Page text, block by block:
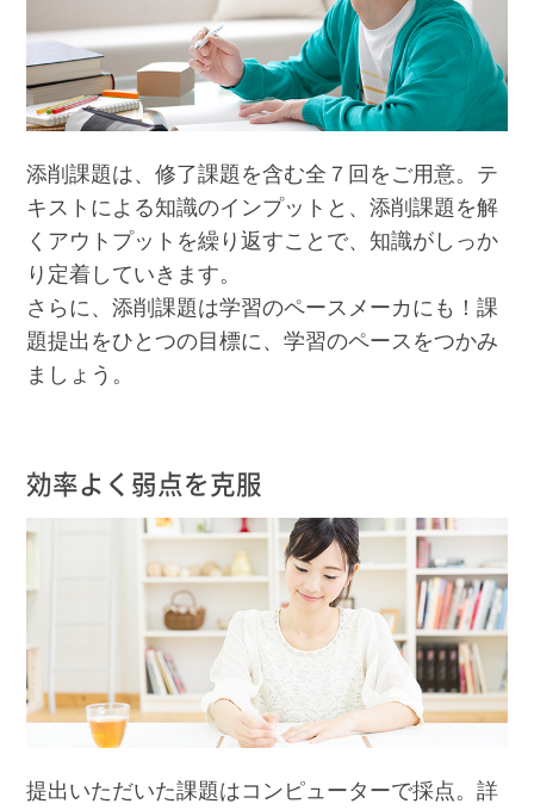
添削課題は、修了課題を含む全７回をご用意。テ
キストによる知識のインプットと、添削課題を解
くアウトプットを繰り返すことで、知識がしっか
り定着していきます。
さらに、添削課題は学習のペースメーカにも！課
題提出をひとつの目標に、学習のペースをつかみ
ましょう。
効率よく弱点を克服
提出いただいた課題はコンピューターで採点。詳